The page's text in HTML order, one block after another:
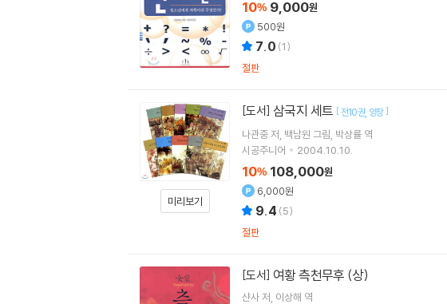
10% 9,000원
500원
7.0 (1)
절판
미리보기
[도서] 삼국지 세트 [ 전10권 양장]
나관중저 백남원 그림 박상률 역
시공주니어
2004.10.10.
10% 108,000원
6,000원
9.4 (5)
절판
[도서] 여황 측천무후 (상)
샨사저 이상해 역